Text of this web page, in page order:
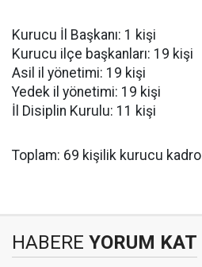
Kurucu İl Başkanı: 1 kişi
Kurucu ilçe başkanları: 19 kişi
Asil il yönetimi: 19 kişi
Yedek il yönetimi: 19 kişi
İl Disiplin Kurulu: 11 kişi
Toplam: 69 kişilik kurucu kadro
HABERE YORUM KAT